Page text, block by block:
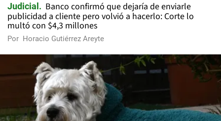
Judicial
Banco confirmó que dejaría de enviarle
publicidad a cliente pero volvió a hacerlo: Corte lo
multó con $4,3 millones
Por Horacio Gutiérrez Areyte